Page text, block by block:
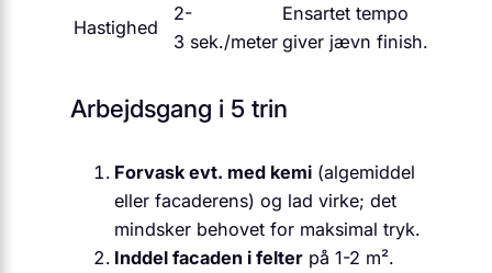
Hastighed
2-
3 sek./meter
Ensartet tempo
giver jævn finish.
Arbejdsgang i 5 trin
Forvask evt. med kemi (algemiddel
eller facaderens) og lad virke; det
mindsker behovet for maksimal tryk.
Inddel facaden i felter på 1-2 m².